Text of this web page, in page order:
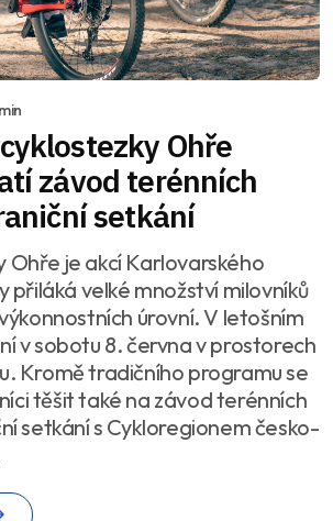
Ohře
závod terénních
setkání
Ohře je akcí Karlovarského
přiláká velké množství milovníků
úrovní. V letošním
v sobotu 8. června v prostorech
Kromě tradičního programu se
těšit také na závod terénních
setkání s Cykloregionem česko-